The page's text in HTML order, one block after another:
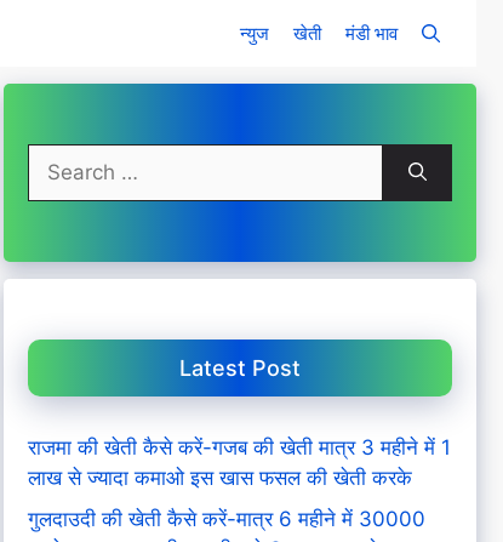
न्युज खेती मंडी भाव
Search
for:
Latest Post
राजमा की खेती कैसे करें-गजब की खेती मात्र 3 महीने में 1
लाख से ज्यादा कमाओ इस खास फसल की खेती करके
गुलदाउदी की खेती कैसे करें-मात्र 6 महीने में 30000